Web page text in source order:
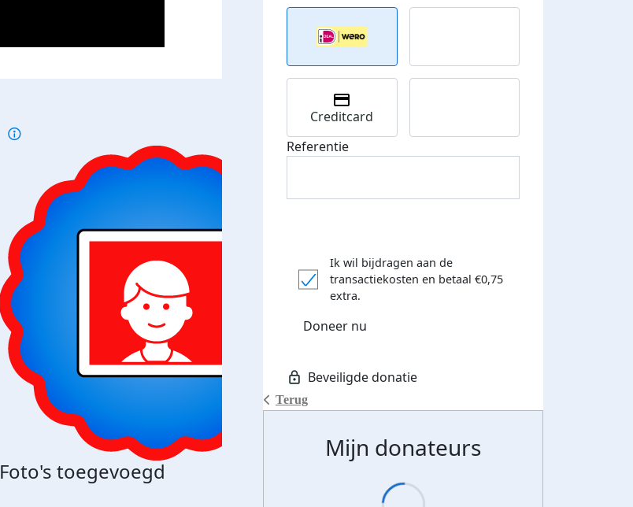
Foto's toegevoegd
Terug
Creditcard
Referentie
Ik wil bijdragen aan de
transactiekosten en betaal €0,75
extra.
Doneer nu
Mijn donateurs